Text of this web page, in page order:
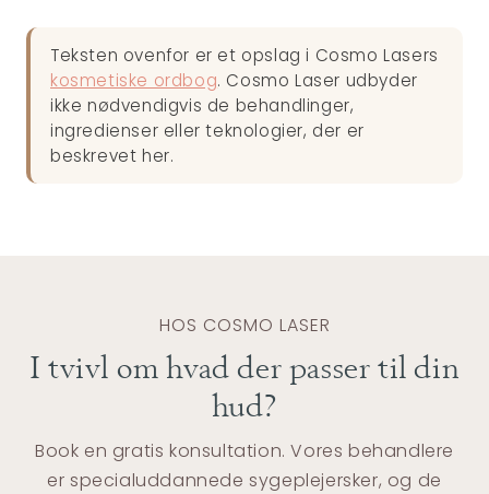
Teksten ovenfor er et opslag i Cosmo Lasers
kosmetiske ordbog. Cosmo Laser udbyder
ikke nødvendigvis de behandlinger,
ingredienser eller teknologier, der er
beskrevet her.
HOS COSMO LASER
I tvivl om hvad der passer til din
hud?
Book en gratis konsultation. Vores behandlere
er specialuddannede sygeplejersker, og de